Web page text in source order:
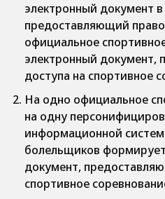
электронный документ
предоставляющий
официальное
электронный документ,
доступа на спортивное
На одно официальное
на одну
информационной
болельщиков
документ,
спортивное